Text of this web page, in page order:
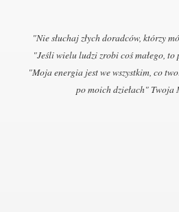
"Nie słuchaj złych doradców, którzy
"Jeśli wielu ludzi zrobi coś małego,
"Moja energia jest we wszystkim, co
po moich dziełach"